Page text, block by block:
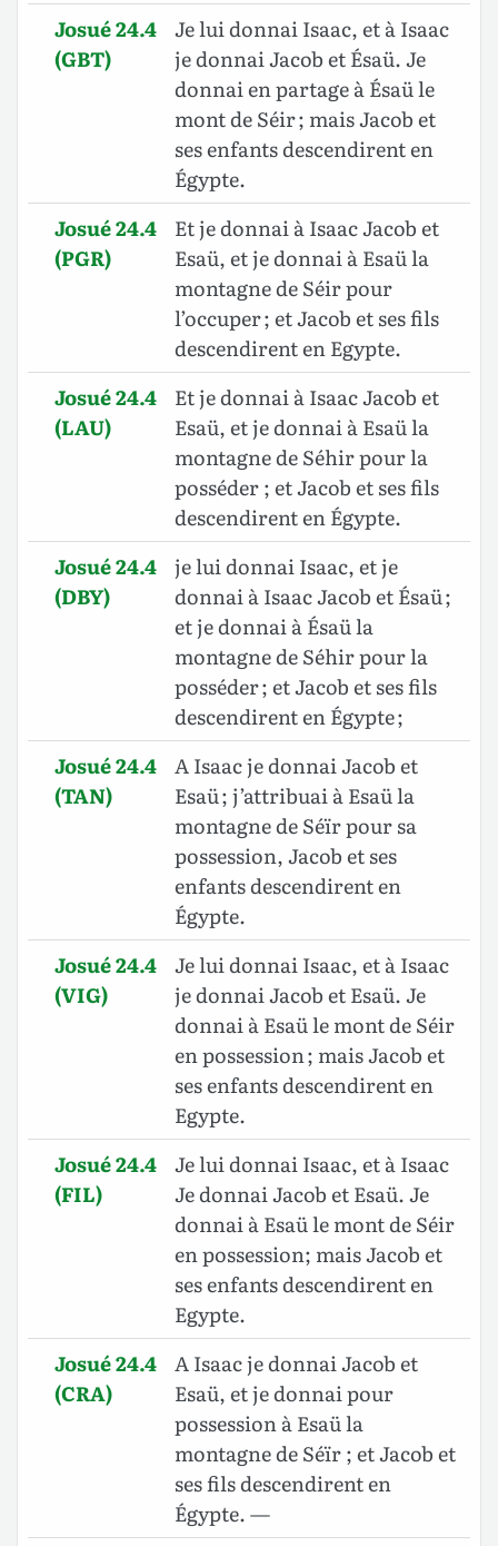
Josué 24.4
(GBT)
Je lui donnai Isaac, et à Isaac
je donnai Jacob et Ésaü. Je
donnai en partage à Ésaü le
mont de Séir ; mais Jacob et
ses enfants descendirent en
Égypte.
Josué 24.4
(PGR)
Et je donnai à Isaac Jacob et
Esaü, et je donnai à Esaü la
montagne de Séir pour
l’occuper ; et Jacob et ses fils
descendirent en Egypte.
Josué 24.4
(LAU)
Et je donnai à Isaac Jacob et
Esaü, et je donnai à Esaü la
montagne de Séhir pour la
posséder ; et Jacob et ses fils
descendirent en Égypte.
Josué 24.4
(DBY)
je lui donnai Isaac, et je
donnai à Isaac Jacob et Ésaü ;
et je donnai à Ésaü la
montagne de Séhir pour la
posséder ; et Jacob et ses fils
descendirent en Égypte ;
Josué 24.4
(TAN)
A Isaac je donnai Jacob et
Esaü ; j’attribuai à Esaü la
montagne de Séïr pour sa
possession, Jacob et ses
enfants descendirent en
Égypte.
Josué 24.4
(VIG)
Je lui donnai Isaac, et à Isaac
je donnai Jacob et Esaü. Je
donnai à Esaü le mont de Séir
en possession ; mais Jacob et
ses enfants descendirent en
Egypte.
Josué 24.4
(FIL)
Je lui donnai Isaac, et à Isaac
Je donnai Jacob et Esaü. Je
donnai à Esaü le mont de Séir
en possession; mais Jacob et
ses enfants descendirent en
Egypte.
Josué 24.4
(CRA)
A Isaac je donnai Jacob et
Esaü, et je donnai pour
possession à Esaü la
montagne de Séïr ; et Jacob et
ses fils descendirent en
Égypte. —